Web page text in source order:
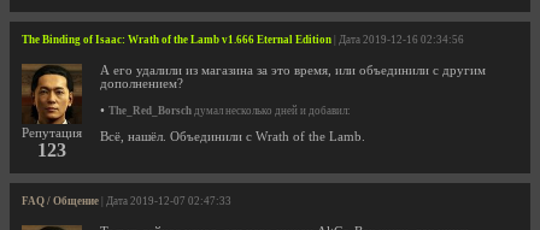
The Binding of Isaac: Wrath of the Lamb v1.666 Eternal Edition | Дата 2019-12-16 02:34:56
Репутация
123
А его удалили из магазина за это время, или объединили с другим
дополнением?
• The_Red_Borsch думал несколько дней и добавил:
Всё, нашёл. Объединили с Wrath of the Lamb.
FAQ / Общение | Дата 2019-12-07 02:47:33